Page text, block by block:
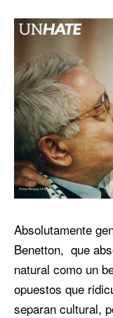
Absolutamente
Benetton, que
natural como un
opuestos que
separan cultural,